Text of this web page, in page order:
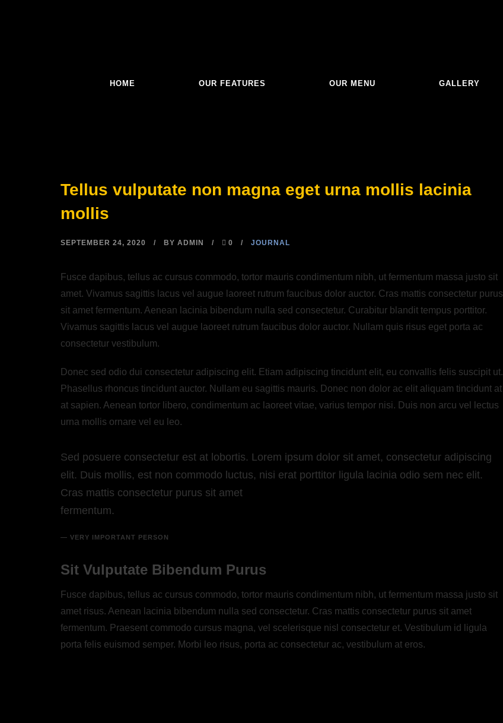
HOME OUR FEATURES OUR MENU GALLERY
Tellus vulputate non magna eget urna mollis lacinia
mollis
SEPTEMBER 24, 2020 BY ADMIN 0 JOURNAL
Fusce dapibus, tellus ac cursus commodo, tortor mauris condimentum nibh, ut fermentum massa justo sit
amet. Vivamus sagittis lacus vel augue laoreet rutrum faucibus dolor auctor. Cras mattis consectetur purus
sit amet fermentum. Aenean lacinia bibendum nulla sed consectetur. Curabitur blandit tempus porttitor.
Vivamus sagittis lacus vel augue laoreet rutrum faucibus dolor auctor. Nullam quis risus eget porta ac
consectetur vestibulum.
Donec sed odio dui consectetur adipiscing elit. Etiam adipiscing tincidunt elit, eu convallis felis suscipit ut.
Phasellus rhoncus tincidunt auctor. Nullam eu sagittis mauris. Donec non dolor ac elit aliquam tincidunt at
at sapien. Aenean tortor libero, condimentum ac laoreet vitae, varius tempor nisi. Duis non arcu vel lectus
urna mollis ornare vel eu leo.
Sed posuere consectetur est at lobortis. Lorem ipsum dolor sit amet, consectetur adipiscing
elit. Duis mollis, est non commodo luctus, nisi erat porttitor ligula lacinia odio sem nec elit.
Cras mattis consectetur purus sit amet
fermentum.
VERY IMPORTANT PERSON
Sit Vulputate Bibendum Purus
Fusce dapibus, tellus ac cursus commodo, tortor mauris condimentum nibh, ut fermentum massa justo sit
amet risus. Aenean lacinia bibendum nulla sed consectetur. Cras mattis consectetur purus sit amet
fermentum. Praesent commodo cursus magna, vel scelerisque nisl consectetur et. Vestibulum id ligula
porta felis euismod semper. Morbi leo risus, porta ac consectetur ac, vestibulum at eros.